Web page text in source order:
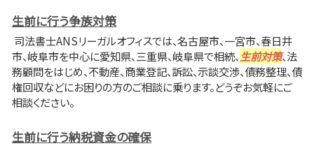
生前に行う争族対策
司法書士ANSリーガルオフィスでは、名古屋市、一宮市、春日井
市、岐阜市を中心に愛知県、三重県、岐阜県で相続、生前対策、法
務顧問をはじめ、不動産、商業登記、訴訟、示談交渉、債務整理、債
権回収などにお困りの方のご相談に乗ります。どうぞお気軽にご
相談ください。
生前に行う納税資金の確保